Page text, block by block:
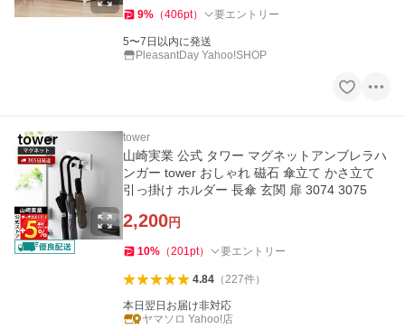
9% （406pt） 要エントリー
5〜7日以内に発送
PleasantDay Yahoo!SHOP
tower
山崎実業 公式 タワー マグネットアンブレラハ
ンガー tower おしゃれ 磁石 傘立て かさ立て
引っ掛け ホルダー 長傘 玄関 扉 3074 3075
2,200円
10% （201pt） 要エントリー
4.84（227件）
本日翌日お届け非対応
ヤマソロ Yahoo!店